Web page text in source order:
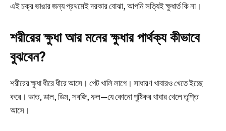
এই চক্র ভাঙার জন্য প্রথমেই দরকার বোঝা, আপনি সত্যিই ক্ষুধার্ত কি না।
শরীরের ক্ষুধা আর মনের ক্ষুধার পার্থক্য কীভাবে
বুঝবেন?
শরীরের ক্ষুধা ধীরে ধীরে আসে। পেট খালি লাগে। সাধারণ খাবারও খেতে ইচ্ছে
করে। ভাত, ডাল, ডিম, সবজি, ফল—যে কোনো পুষ্টিকর খাবার খেলে তৃপ্তি
আসে।